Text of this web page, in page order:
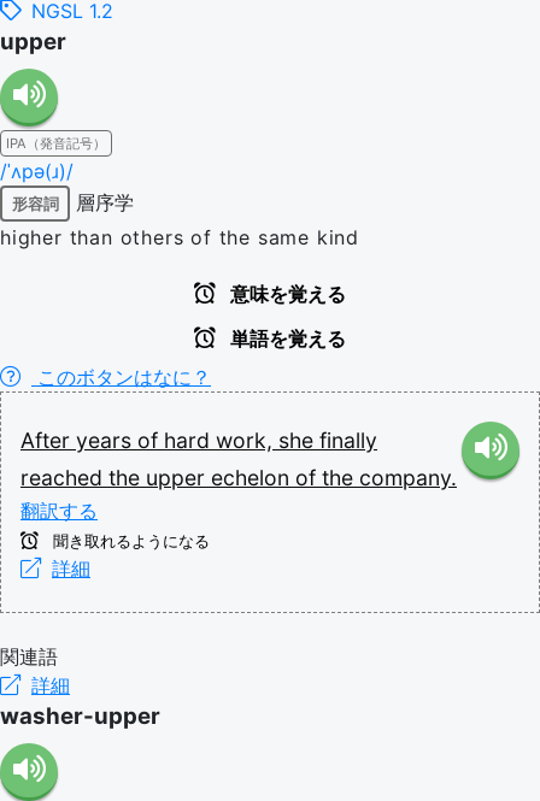
NGSL 1.2
upper
IPA（発音記号）
/ˈʌpə(ɹ)/
形容詞
層序学
higher than others of the same kind
意味を覚える
単語を覚える
このボタンはなに？
After years of hard work, she finally
reached the upper echelon of the company.
翻訳する
聞き取れるようになる
詳細
関連語
詳細
washer-upper